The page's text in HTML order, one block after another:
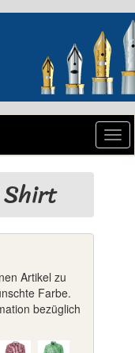
Shirt
Artikel zu
Farbe.
bezüglich